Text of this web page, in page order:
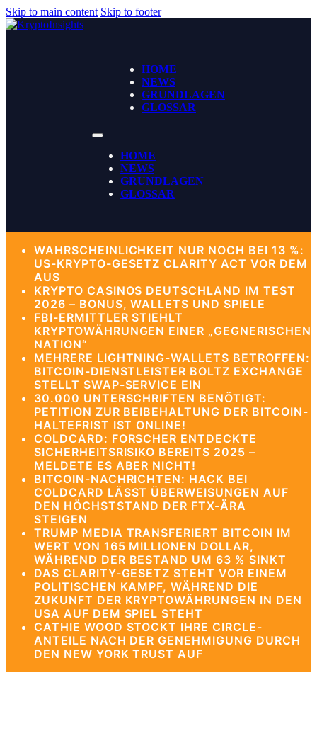
Skip to main content Skip to footer
HOME
NEWS
GRUNDLAGEN
GLOSSAR
HOME
NEWS
GRUNDLAGEN
GLOSSAR
WAHRSCHEINLICHKEIT NUR NOCH BEI 13 %:
US-KRYPTO-GESETZ CLARITY ACT VOR DEM
AUS
KRYPTO CASINOS DEUTSCHLAND IM TEST
2026 – BONUS, WALLETS UND SPIELE
FBI-ERMITTLER STIEHLT
KRYPTOWÄHRUNGEN EINER „GEGNERISCHEN
NATION“
MEHRERE LIGHTNING-WALLETS BETROFFEN:
BITCOIN-DIENSTLEISTER BOLTZ EXCHANGE
STELLT SWAP-SERVICE EIN
30.000 UNTERSCHRIFTEN BENÖTIGT:
PETITION ZUR BEIBEHALTUNG DER BITCOIN-
HALTEFRIST IST ONLINE!
COLDCARD: FORSCHER ENTDECKTE
SICHERHEITSRISIKO BEREITS 2025 –
MELDETE ES ABER NICHT!
BITCOIN-NACHRICHTEN: HACK BEI
COLDCARD LÄSST ÜBERWEISUNGEN AUF
DEN HÖCHSTSTAND DER FTX-ÄRA
STEIGEN
TRUMP MEDIA TRANSFERIERT BITCOIN IM
WERT VON 165 MILLIONEN DOLLAR,
WÄHREND DER BESTAND UM 63 % SINKT
DAS CLARITY-GESETZ STEHT VOR EINEM
POLITISCHEN KAMPF, WÄHREND DIE
ZUKUNFT DER KRYPTOWÄHRUNGEN IN DEN
USA AUF DEM SPIEL STEHT
CATHIE WOOD STOCKT IHRE CIRCLE-
ANTEILE NACH DER GENEHMIGUNG DURCH
DEN NEW YORK TRUST AUF